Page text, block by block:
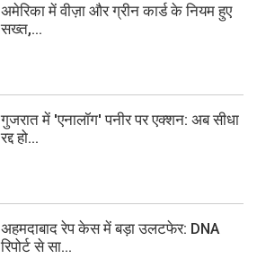
अमेरिका में वीज़ा और ग्रीन कार्ड के नियम हुए
सख्त,...
गुजरात में 'एनालॉग' पनीर पर एक्शन: अब सीधा
रद्द हो...
अहमदाबाद रेप केस में बड़ा उलटफेर: DNA
रिपोर्ट से सा...